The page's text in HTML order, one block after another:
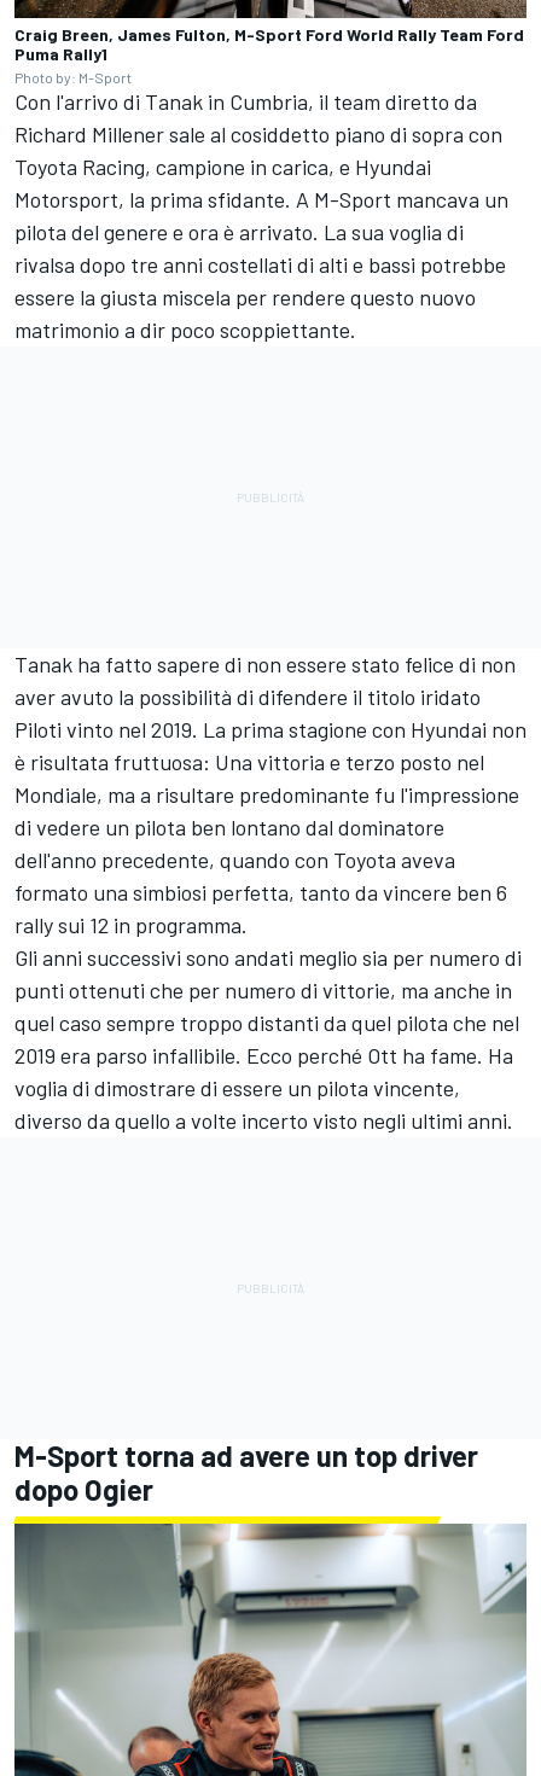
Craig Breen, James Fulton, M-Sport Ford World Rally Team Ford
Puma Rally1
Photo by: M-Sport
Con l'arrivo di Tanak in Cumbria, il team diretto da
Richard Millener sale al cosiddetto piano di sopra con
Toyota Racing, campione in carica, e Hyundai
Motorsport, la prima sfidante. A M-Sport mancava un
pilota del genere e ora è arrivato. La sua voglia di
rivalsa dopo tre anni costellati di alti e bassi potrebbe
essere la giusta miscela per rendere questo nuovo
matrimonio a dir poco scoppiettante.
Tanak ha fatto sapere di non essere stato felice di non
aver avuto la possibilità di difendere il titolo iridato
Piloti vinto nel 2019. La prima stagione con Hyundai non
è risultata fruttuosa: Una vittoria e terzo posto nel
Mondiale, ma a risultare predominante fu l'impressione
di vedere un pilota ben lontano dal dominatore
dell'anno precedente, quando con Toyota aveva
formato una simbiosi perfetta, tanto da vincere ben 6
rally sui 12 in programma.
Gli anni successivi sono andati meglio sia per numero di
punti ottenuti che per numero di vittorie, ma anche in
quel caso sempre troppo distanti da quel pilota che nel
2019 era parso infallibile. Ecco perché Ott ha fame. Ha
voglia di dimostrare di essere un pilota vincente,
diverso da quello a volte incerto visto negli ultimi anni.
M-Sport torna ad avere un top driver
dopo Ogier